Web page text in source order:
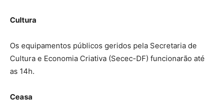
Cultura
Os equipamentos públicos geridos pela Secretaria de
Cultura e Economia Criativa (Secec-DF) funcionarão até
as 14h.
Ceasa